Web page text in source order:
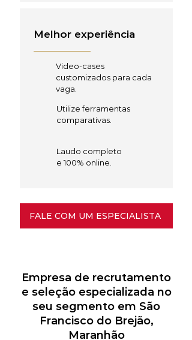
Melhor experiência
Video-cases
customizados para cada
vaga.
Utilize ferramentas
comparativas.
Laudo completo
e 100% online.
FALE COM UM ESPECIALISTA
Empresa de recrutamento
e seleção especializada no
seu segmento em São
Francisco do Brejão,
Maranhão